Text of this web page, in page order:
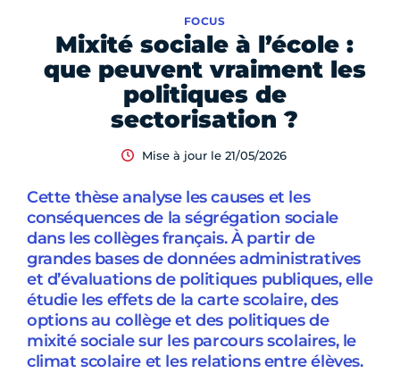
Mixité sociale à l’école :
que peuvent vraiment les
politiques de
sectorisation ?
FOCUS
Mise à jour le 21/05/2026
Cette thèse analyse les causes et les
conséquences de la ségrégation sociale
dans les collèges français. À partir de
grandes bases de données administratives
et d’évaluations de politiques publiques, elle
étudie les effets de la carte scolaire, des
options au collège et des politiques de
mixité sociale sur les parcours scolaires, le
climat scolaire et les relations entre élèves.